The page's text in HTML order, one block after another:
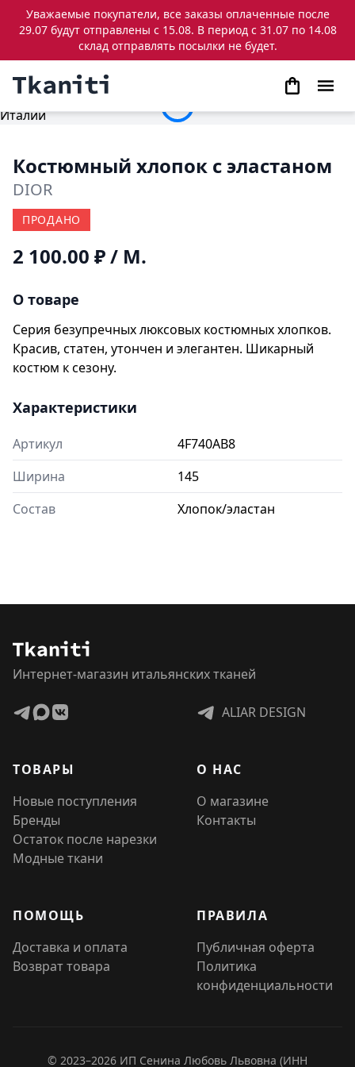
Уважаемые покупатели, все заказы оплаченные после
29.07 будут отправлены с 15.08. В период с 31.07 по 14.08
склад отправлять посылки не будет.
Костюмный хлопок с эластаном
DIOR
ПРОДАНО
2 100.00 ₽/ М.
О товаре
Серия безупречных люксовых костюмных хлопков.
Красив, статен, утончен и элегантен. Шикарный
костюм к сезону.
Характеристики
Артикул
4F740AB8
Ширина
145
Состав
Хлопок/эластан
Интернет-магазин итальянских тканей
ALIAR DESIGN
ТОВАРЫ
Новые поступления
Бренды
Остаток после нарезки
Модные ткани
О НАС
О магазине
Контакты
ПОМОЩЬ
Доставка и оплата
Возврат товара
ПРАВИЛА
Публичная оферта
Политика
конфиденциальности
© 2023–2026 ИП Сенина Любовь Львовна (ИНН